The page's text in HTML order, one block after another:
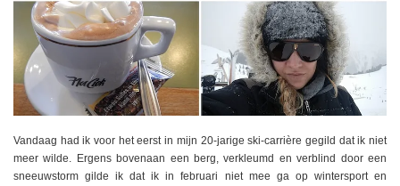
Vandaag had ik voor het eerst in mijn 20-jarige ski-carrière gegild dat ik niet
meer wilde. Ergens bovenaan een berg, verkleumd en verblind door een
sneeuwstorm gilde ik dat ik in februari niet mee ga op wintersport en